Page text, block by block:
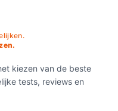
kiezen van de beste
tests, reviews en